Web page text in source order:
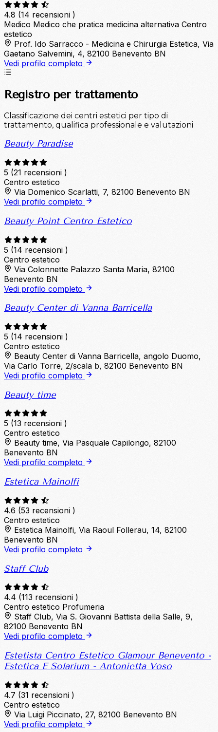
4.8 (14 recensioni )
Medico Medico che pratica medicina alternativa Centro
estetico
Prof. Ido Sarracco - Medicina e Chirurgia Estetica, Via
Gaetano Salvemini, 4, 82100 Benevento BN
Vedi profilo completo
Registro per trattamento
Classificazione dei centri estetici per tipo di
trattamento, qualifica professionale e valutazioni
Beauty Paradise
5 (21 recensioni )
Centro estetico
Via Domenico Scarlatti, 7, 82100 Benevento BN
Vedi profilo completo
Beauty Point Centro Estetico
5 (14 recensioni )
Centro estetico
Via Colonnette Palazzo Santa Maria, 82100
Benevento BN
Vedi profilo completo
Beauty Center di Vanna Barricella
5 (14 recensioni )
Centro estetico
Beauty Center di Vanna Barricella, angolo Duomo,
Via Carlo Torre, 2/scala b, 82100 Benevento BN
Vedi profilo completo
Beauty time
5 (13 recensioni )
Centro estetico
Beauty time, Via Pasquale Capilongo, 82100
Benevento BN
Vedi profilo completo
Estetica Mainolfi
4.6 (53 recensioni )
Centro estetico
Estetica Mainolfi, Via Raoul Follerau, 14, 82100
Benevento BN
Vedi profilo completo
Staff Club
4.4 (113 recensioni )
Centro estetico Profumeria
Staff Club, Via S. Giovanni Battista della Salle, 9,
82100 Benevento BN
Vedi profilo completo
Estetista Centro Estetico Glamour Benevento -
Estetica E Solarium - Antonietta Voso
4.7 (31 recensioni )
Centro estetico
Via Luigi Piccinato, 27, 82100 Benevento BN
Vedi profilo completo